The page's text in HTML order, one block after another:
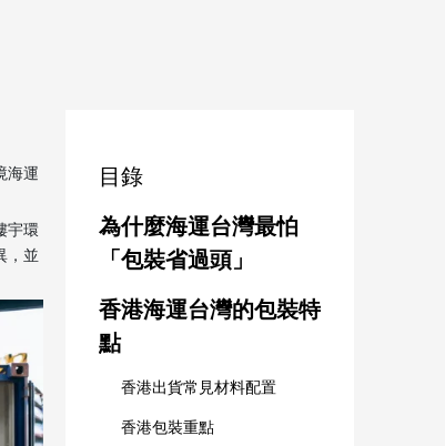
海運
宇環
，並
目錄
為什麼海運台灣最怕
「包裝省過頭」
香港海運台灣的包裝特
點
香港出貨常見材料配置
香港包裝重點